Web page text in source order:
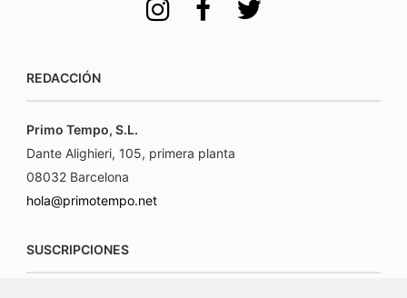
REDACCIÓN
Primo Tempo, S.L.
Dante Alighieri, 105, primera planta
08032 Barcelona
hola@primotempo.net
SUSCRIPCIONES